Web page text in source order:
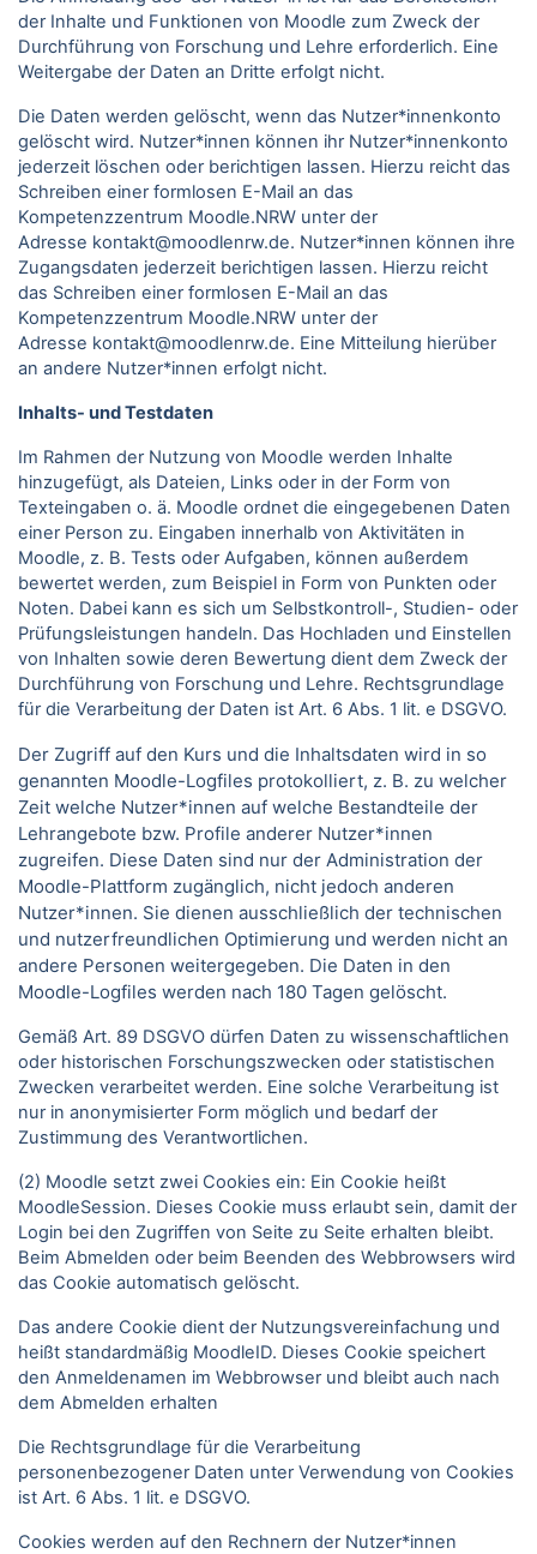
der Inhalte und Funktionen von Moodle zum Zweck der
Durchführung von Forschung und Lehre erforderlich. Eine
Weitergabe der Daten an Dritte erfolgt nicht.
Die Daten werden gelöscht, wenn das Nutzer*innenkonto
gelöscht wird. Nutzer*innen können ihr Nutzer*innenkonto
jederzeit löschen oder berichtigen lassen. Hierzu reicht das
Schreiben einer formlosen E-Mail an das
Kompetenzzentrum Moodle.NRW unter der
Adresse kontakt@moodlenrw.de. Nutzer*innen können ihre
Zugangsdaten jederzeit berichtigen lassen. Hierzu reicht
das Schreiben einer formlosen E-Mail an das
Kompetenzzentrum Moodle.NRW unter der
Adresse kontakt@moodlenrw.de. Eine Mitteilung hierüber
an andere Nutzer*innen erfolgt nicht.
Inhalts- und Testdaten
Im Rahmen der Nutzung von Moodle werden Inhalte
hinzugefügt, als Dateien, Links oder in der Form von
Texteingaben o. ä. Moodle ordnet die eingegebenen Daten
einer Person zu. Eingaben innerhalb von Aktivitäten in
Moodle, z. B. Tests oder Aufgaben, können außerdem
bewertet werden, zum Beispiel in Form von Punkten oder
Noten. Dabei kann es sich um Selbstkontroll-, Studien- oder
Prüfungsleistungen handeln. Das Hochladen und Einstellen
von Inhalten sowie deren Bewertung dient dem Zweck der
Durchführung von Forschung und Lehre. Rechtsgrundlage
für die Verarbeitung der Daten ist Art. 6 Abs. 1 lit. e DSGVO.
Der Zugriff auf den Kurs und die Inhaltsdaten wird in so
genannten Moodle-Logfiles protokolliert, z. B. zu welcher
Zeit welche Nutzer*innen auf welche Bestandteile der
Lehrangebote bzw. Profile anderer Nutzer*innen
zugreifen. Diese Daten sind nur der Administration der
Moodle-Plattform zugänglich, nicht jedoch anderen
Nutzer*innen. Sie dienen ausschließlich der technischen
und nutzerfreundlichen Optimierung und werden nicht an
andere Personen weitergegeben. Die Daten in den
Moodle-Logfiles werden nach 180 Tagen gelöscht.
Gemäß Art. 89 DSGVO dürfen Daten zu wissenschaftlichen
oder historischen Forschungszwecken oder statistischen
Zwecken verarbeitet werden. Eine solche Verarbeitung ist
nur in anonymisierter Form möglich und bedarf der
Zustimmung des Verantwortlichen.
(2) Moodle setzt zwei Cookies ein: Ein Cookie heißt
MoodleSession. Dieses Cookie muss erlaubt sein, damit der
Login bei den Zugriffen von Seite zu Seite erhalten bleibt.
Beim Abmelden oder beim Beenden des Webbrowsers wird
das Cookie automatisch gelöscht.
Das andere Cookie dient der Nutzungsvereinfachung und
heißt standardmäßig MoodleID. Dieses Cookie speichert
den Anmeldenamen im Webbrowser und bleibt auch nach
dem Abmelden erhalten
Die Rechtsgrundlage für die Verarbeitung
personenbezogener Daten unter Verwendung von Cookies
ist Art. 6 Abs. 1 lit. e DSGVO.
Cookies werden auf den Rechnern der Nutzer*innen